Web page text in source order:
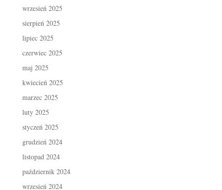
wrzesień 2025
sierpień 2025
lipiec 2025
czerwiec 2025
maj 2025
kwiecień 2025
marzec 2025
luty 2025
styczeń 2025
grudzień 2024
listopad 2024
październik 2024
wrzesień 2024